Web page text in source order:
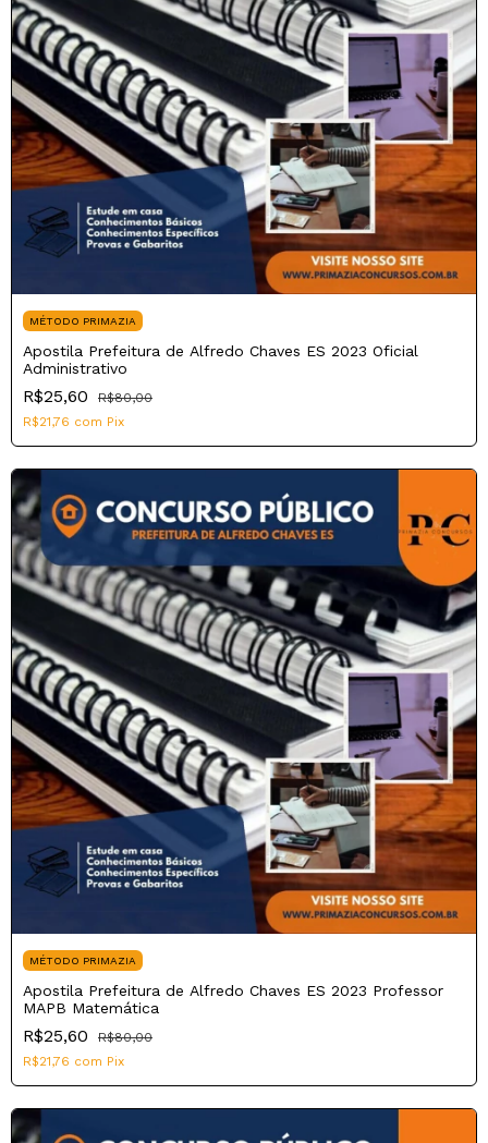
MÉTODO PRIMAZIA
Apostila Prefeitura de Alfredo Chaves ES 2023 Oficial
Administrativo
R$25,60
R$80,00
R$21,76 com Pix
MÉTODO PRIMAZIA
Apostila Prefeitura de Alfredo Chaves ES 2023 Professor
MAPB Matemática
R$25,60
R$80,00
R$21,76 com Pix